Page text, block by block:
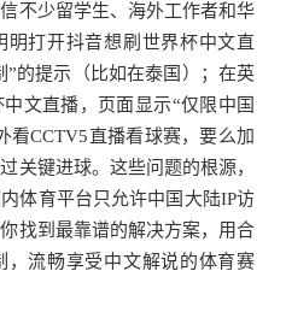
不少留学生、海外工作者和华
明打开抖音想刷世界杯中文直
”的提示（比如在泰国）；在英
文直播，页面显示“仅限中国
看CCTV5直播看球赛，要么加
关键进球。这些问题的根源，
体育平台只允许中国大陆IP访
找到最靠谱的解决方案，用合
，流畅享受中文解说的体育赛